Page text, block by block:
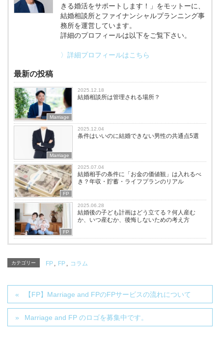
きる婚活をサポートします！」をモットーに、
結婚相談所とファイナンシャルプランニング事
務所を運営しています。
詳細のプロフィールは以下をご覧下さい。
〉詳細プロフィールはこちら
最新の投稿
Marriage
2025.12.18
結婚相談所は管理される場所？
Marriage
2025.12.04
条件はいいのに結婚できない男性の共通点5選
FP
2025.07.04
結婚相手の条件に「お金の価値観」は入れるべ
き？年収・貯蓄・ライフプランのリアル
FP
2025.06.28
結婚後の子ども計画はどう立てる？何人産む
か、いつ産むか、後悔しないための考え方
カテゴリー FP , FP , コラム
【FP】Marriage and FPのFPサービスの流れについて
Marriage and FP のロゴを募集中です。